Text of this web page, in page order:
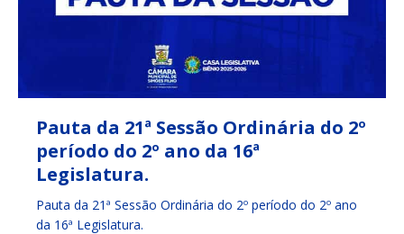
Pauta da 21ª Sessão Ordinária do 2º
período do 2º ano da 16ª
Legislatura.
Pauta da 21ª Sessão Ordinária do 2º período do 2º ano
da 16ª Legislatura.